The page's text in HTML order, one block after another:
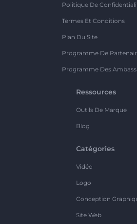
Politique De
Termes Et Conditions
Plan Du Site
Programme De
Programme Des
Ressources
Outils De Marque
Blog
Catégories
Vidéo
Logo
Conception
Site Web